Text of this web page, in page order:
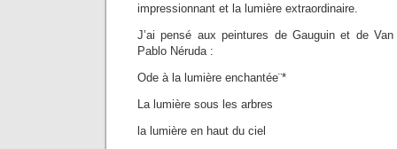
impressionnant et la lumière extraordinaire.
J’ai pensé aux peintures de Gauguin et de
Pablo Néruda :
Ode à la lumière enchantée¨*
La lumière sous les arbres
la lumière en haut du ciel